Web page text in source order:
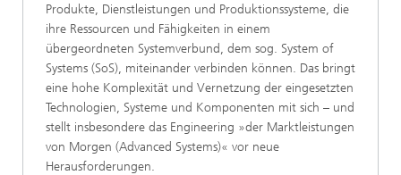
Produkte, Dienstleistungen und Produktionssysteme, die
ihre Ressourcen und Fähigkeiten in einem
übergeordneten Systemverbund, dem sog. System of
Systems (SoS), miteinander verbinden können. Das bringt
eine hohe Komplexität und Vernetzung der eingesetzten
Technologien, Systeme und Komponenten mit sich – und
stellt insbesondere das Engineering »der Marktleistungen
von Morgen (Advanced Systems)« vor neue
Herausforderungen.